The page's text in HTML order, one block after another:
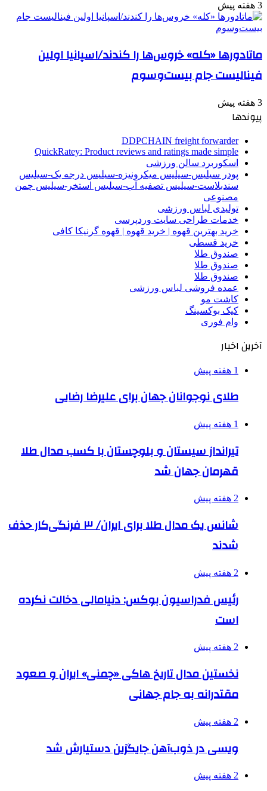
3 هفته پیش
ماتادورها «کله» خروس‌ها را کندند/اسپانیا اولین
فینالیست جام بیست‌وسوم
3 هفته پیش
پیوندها
DDPCHAIN freight forwarder
QuickRatey: Product reviews and ratings made simple
اسکوربرد سالن ورزشی
پودر سیلیس-سیلیس میکرونیزه-سیلیس درجه یک-سیلیس
سندبلاست-سیلیس تصفیه آب-سیلیس استخر-سیلیس چمن
مصنوعی
تولیدی لباس ورزشی
خدمات طراحی سایت وردپرسی
خرید بهترین قهوه | خرید قهوه | قهوه گرنیکا کافی
خرید قسطی
صندوق طلا
صندوق طلا
صندوق طلا
عمده فروشی لباس ورزشی
کاشت مو
کیک بوکسینگ
وام فوری
آخرین اخبار
1 هفته پیش
طلای نوجوانان جهان برای علیرضا رضایی
1 هفته پیش
تیرانداز سیستان و بلوچستان با کسب مدال طلا
قهرمان جهان شد
2 هفته پیش
شانس یک مدال طلا برای ایران/ ۳ فرنگی‌کار حذف
شدند
2 هفته پیش
رئیس فدراسیون بوکس: دنیامالی دخالت نکرده
است
2 هفته پیش
نخستین مدال تاریخ هاکی «چمنی» ایران و صعود
مقتدرانه به جام جهانی
2 هفته پیش
ویسی در ذوب‌آهن جایگزین دستیارش شد
2 هفته پیش